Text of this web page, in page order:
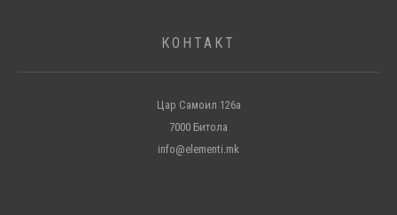
КОНТАКТ
Цар Самоил 126а
7000 Битола
info@elementi.mk